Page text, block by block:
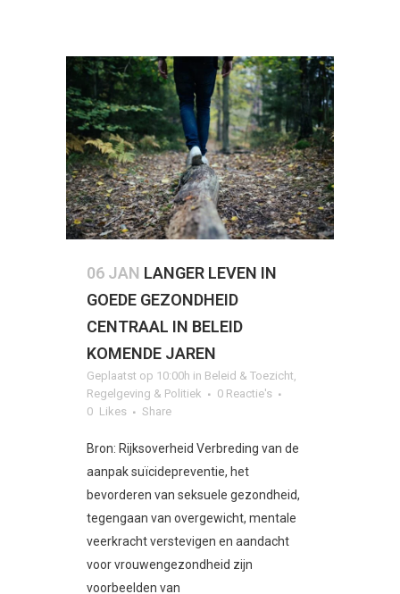
06 JAN LANGER LEVEN IN
GOEDE GEZONDHEID
CENTRAAL IN BELEID
KOMENDE JAREN
Geplaatst op 10:00h in Beleid & Toezicht
Regelgeving & Politiek
0 Reactie's
0 Likes Share
Bron: Rijksoverheid Verbreding van de
aanpak suïcidepreventie, het
bevorderen van seksuele gezondheid,
tegengaan van overgewicht, mentale
veerkracht verstevigen en aandacht
voor vrouwengezondheid zijn
voorbeelden van